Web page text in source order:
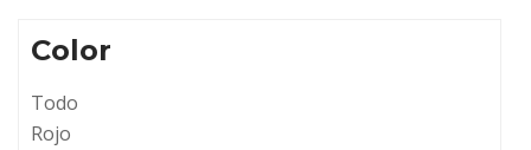
Color
Todo
Rojo